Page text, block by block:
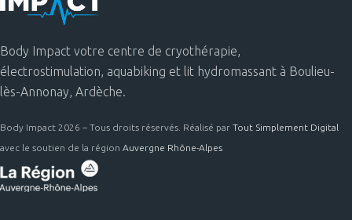
Body Impact votre centre de cryothérapie,
électrostimulation, aquabiking et lit hydromassant à Boulieu-
lès-Annonay, Ardèche.
Body Impact 2026 – Tous droits réservés. Réalisé par Tout Simplement Digital
avec le soutien de la région Auvergne Rhône-Alpes